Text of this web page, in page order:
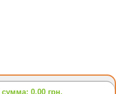
0.00 грн.